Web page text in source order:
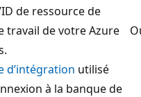
de ressource de
travail de votre Azure
d’intégration utilisé
à la banque de